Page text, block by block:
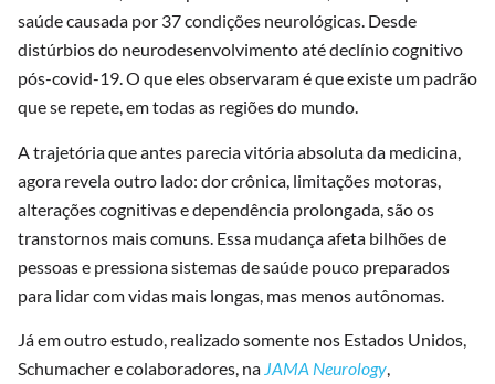
saúde causada por 37 condições neurológicas. Desde
distúrbios do neurodesenvolvimento até declínio cognitivo
pós-covid-19. O que eles observaram é que existe um padrão
que se repete, em todas as regiões do mundo.
A trajetória que antes parecia vitória absoluta da medicina,
agora revela outro lado: dor crônica, limitações motoras,
alterações cognitivas e dependência prolongada, são os
transtornos mais comuns. Essa mudança afeta bilhões de
pessoas e pressiona sistemas de saúde pouco preparados
para lidar com vidas mais longas, mas menos autônomas.
Já em outro estudo, realizado somente nos Estados Unidos,
Schumacher e colaboradores, na JAMA Neurology,